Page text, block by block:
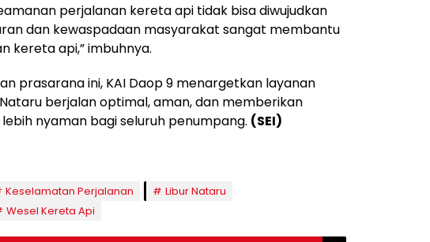
perjalanan kereta api tidak bisa diwujudkan
dan kewaspadaan masyarakat sangat membantu
kereta api,” imbuhnya.
prasarana ini, KAI Daop 9 menargetkan layanan
berjalan optimal, aman, dan memberikan
nyaman bagi seluruh penumpang. (SEI)
Keselamatan Perjalanan
Libur Nataru
Wesel Kereta Api